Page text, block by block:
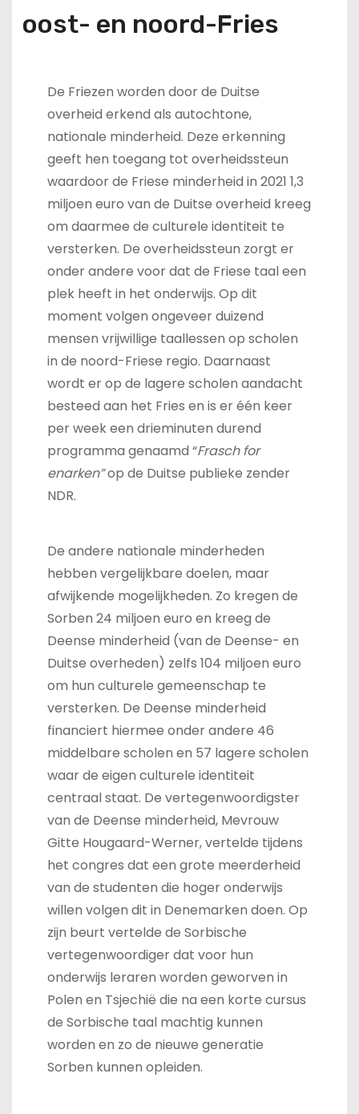
oost- en noord-Fries
De Friezen worden door de Duitse
overheid erkend als autochtone,
nationale minderheid. Deze erkenning
geeft hen toegang tot overheidssteun
waardoor de Friese minderheid in 2021 1,3
miljoen euro van de Duitse overheid kreeg
om daarmee de culturele identiteit te
versterken. De overheidssteun zorgt er
onder andere voor dat de Friese taal een
plek heeft in het onderwijs. Op dit
moment volgen ongeveer duizend
mensen vrijwillige taallessen op scholen
in de noord-Friese regio. Daarnaast
wordt er op de lagere scholen aandacht
besteed aan het Fries en is er één keer
per week een drieminuten durend
programma genaamd “Frasch for
enarken”op de Duitse publieke zender
NDR.
De andere nationale minderheden
hebben vergelijkbare doelen, maar
afwijkende mogelijkheden. Zo kregen de
Sorben 24 miljoen euro en kreeg de
Deense minderheid (van de Deense- en
Duitse overheden) zelfs 104 miljoen euro
om hun culturele gemeenschap te
versterken. De Deense minderheid
financiert hiermee onder andere 46
middelbare scholen en 57 lagere scholen
waar de eigen culturele identiteit
centraal staat. De vertegenwoordigster
van de Deense minderheid, Mevrouw
Gitte Hougaard-Werner, vertelde tijdens
het congres dat een grote meerderheid
van de studenten die hoger onderwijs
willen volgen dit in Denemarken doen. Op
zijn beurt vertelde de Sorbische
vertegenwoordiger dat voor hun
onderwijs leraren worden geworven in
Polen en Tsjechië die na een korte cursus
de Sorbische taal machtig kunnen
worden en zo de nieuwe generatie
Sorben kunnen opleiden.